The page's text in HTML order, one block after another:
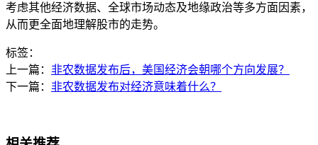
考虑其他经济数据、全球市场动态及地缘政治等多方面因素，
从而更全面地理解股市的走势。
标签：
上一篇： 非农数据发布后，美国经济会朝哪个方向发展？
下一篇： 非农数据发布对经济意味着什么？